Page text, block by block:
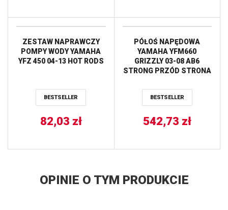
ZESTAW NAPRAWCZY
POMPY WODY YAMAHA
YFZ 450 04-13 HOT RODS
BESTSELLER
82,03 zł
PÓŁOŚ NAPĘDOWA
YAMAHA YFM660
GRIZZLY 03-08 AB6
STRONG PRZÓD STRONA
BESTSELLER
542,73 zł
OPINIE O TYM PRODUKCIE